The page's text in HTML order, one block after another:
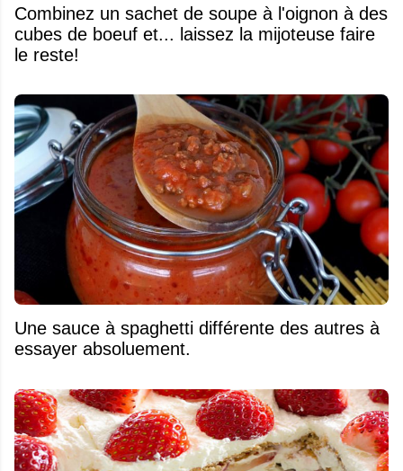
Combinez un sachet de soupe à l'oignon à des
cubes de boeuf et... laissez la mijoteuse faire
le reste!
Une sauce à spaghetti différente des autres à
essayer absoluement.